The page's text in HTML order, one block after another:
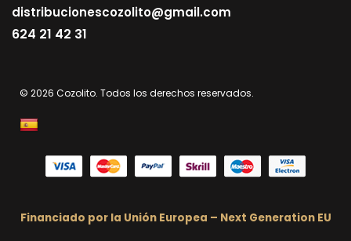
distribucionescozolito@gmail.com
624 21 42 31
© 2026 Cozolito. Todos los derechos reservados.
Financiado por la Unión Europea – Next Generation EU